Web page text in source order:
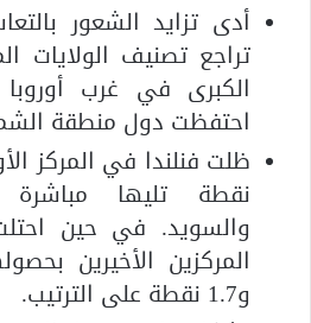
أدى تزايد الشعور
تراجع تصنيف الولايات
الكبرى في غرب
احتفظت دول منطقة
نقطة تليها مباشرة
والسويد. في حين
و1.7 نقطة على الترتيب.